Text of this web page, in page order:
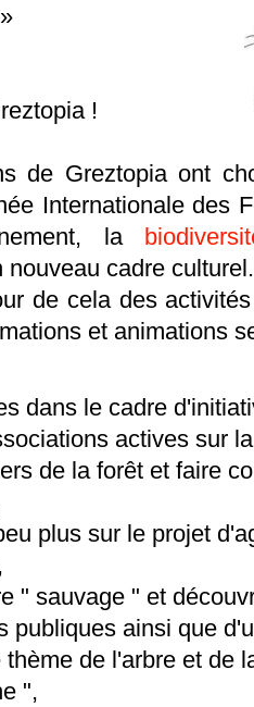
!
de Greztopia ont
Internationale des
la
cadre culturel.
de cela des
et animations
dans le cadre
actives sur
de la forêt et faire
plus sur le projet
" sauvage " et
publiques ainsi que
de l'arbre et de
",